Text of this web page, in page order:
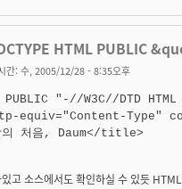
HTML PUBLIC
간: 수, 2005/12/28 - 8:35오후
PUBLIC "-//W3C//DTD
equiv="Content-Type"
처음, Daum</title>
고 소스에서도 확인하실 수 있듯